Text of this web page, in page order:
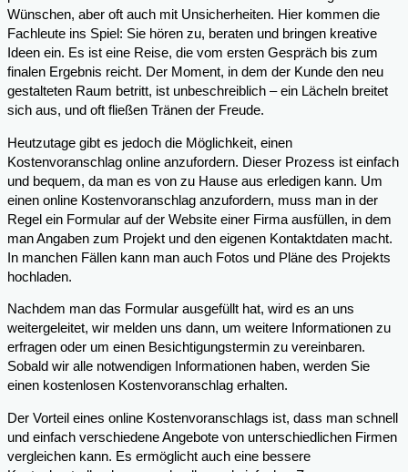
Wünschen, aber oft auch mit Unsicherheiten. Hier kommen die
Fachleute ins Spiel: Sie hören zu, beraten und bringen kreative
Ideen ein. Es ist eine Reise, die vom ersten Gespräch bis zum
finalen Ergebnis reicht. Der Moment, in dem der Kunde den neu
gestalteten Raum betritt, ist unbeschreiblich – ein Lächeln breitet
sich aus, und oft fließen Tränen der Freude.
Heutzutage gibt es jedoch die Möglichkeit, einen
Kostenvoranschlag online anzufordern. Dieser Prozess ist einfach
und bequem, da man es von zu Hause aus erledigen kann. Um
einen online Kostenvoranschlag anzufordern, muss man in der
Regel ein Formular auf der Website einer Firma ausfüllen, in dem
man Angaben zum Projekt und den eigenen Kontaktdaten macht.
In manchen Fällen kann man auch Fotos und Pläne des Projekts
hochladen.
Nachdem man das Formular ausgefüllt hat, wird es an uns
weitergeleitet, wir melden uns dann, um weitere Informationen zu
erfragen oder um einen Besichtigungstermin zu vereinbaren.
Sobald wir alle notwendigen Informationen haben, werden Sie
einen kostenlosen Kostenvoranschlag erhalten.
Der Vorteil eines online Kostenvoranschlags ist, dass man schnell
und einfach verschiedene Angebote von unterschiedlichen Firmen
vergleichen kann. Es ermöglicht auch eine bessere